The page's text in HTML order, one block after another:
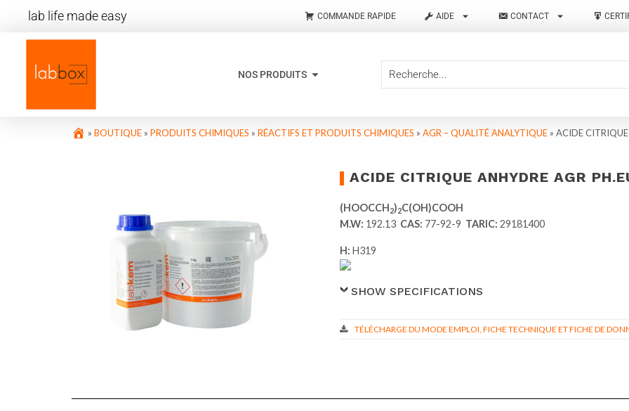
lab life made easy COMMANDE RAPIDE AIDE CONTACT
NOS PRODUITS
» BOUTIQUE » PRODUITS CHIMIQUES » RÉACTIFS ET PRODUITS CHIMIQUES » AGR – QUALITÉ ANALYTIQUE » ACIDE CITRIQUE
ACIDE CITRIQUE ANHYDRE AGR
(HOOCCH2)2C(OH)COOH
M.W: 192.13 CAS: 77-92-9 TARIC: 29181400
H: H319
SHOW SPECIFICATIONS
TÉLÉCHARGE DU MODE EMPLOI, FICHE TECHNIQUE ET FICHE DE